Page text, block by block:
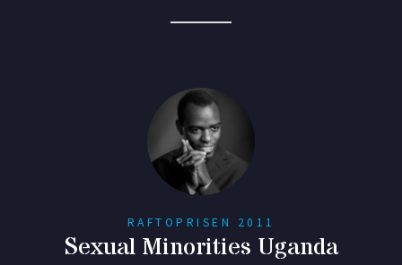
RAFTOPRISEN 2011
Sexual Minorities Uganda